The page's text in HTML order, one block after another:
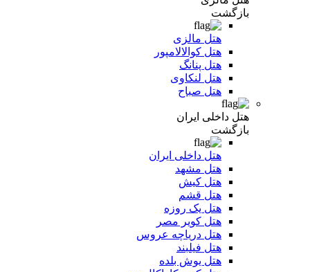
بازگشت
هتل مالزی
هتل کوالالامپور
هتل پنانگ
هتل لنکاوی
هتل صباح
هتل داخلی ایران
بازگشت
هتل داخلی ایران
هتل مشهد
هتل کیش
هتل قشم
هتل یک روزه
هتل کویر مصر
هتل دریاچه عروس
هتل فیلبند
هتل یوش بلده